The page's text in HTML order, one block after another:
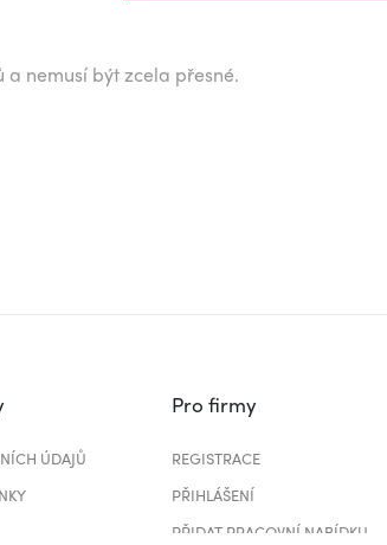
nemusí být zcela přesné.
ÚDAJŮ
Pro firmy
REGISTRACE
PŘIHLÁŠENÍ
PŘIDAT PRACOVNÍ NABÍDKU